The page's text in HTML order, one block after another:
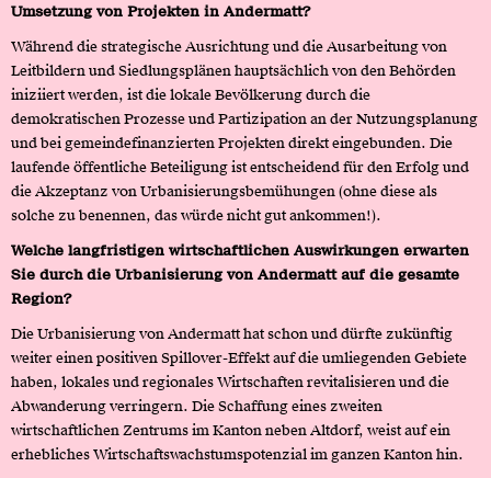
Umsetzung von Projekten in Andermatt?
Während die strategische Ausrichtung und die Ausarbeitung von
Leitbildern und Siedlungsplänen hauptsächlich von den Behörden
iniziiert werden, ist die lokale Bevölkerung durch die
demokratischen Prozesse und Partizipation an der Nutzungsplanung
und bei gemeindefinanzierten Projekten direkt eingebunden. Die
laufende öffentliche Beteiligung ist entscheidend für den Erfolg und
die Akzeptanz von Urbanisierungsbemühungen (ohne diese als
solche zu benennen, das würde nicht gut ankommen!).
Welche langfristigen wirtschaftlichen Auswirkungen erwarten
Sie durch die Urbanisierung von Andermatt auf die gesamte
Region?
Die Urbanisierung von Andermatt hat schon und dürfte zukünftig
weiter einen positiven Spillover-Effekt auf die umliegenden Gebiete
haben, lokales und regionales Wirtschaften revitalisieren und die
Abwanderung verringern. Die Schaffung eines zweiten
wirtschaftlichen Zentrums im Kanton neben Altdorf, weist auf ein
erhebliches Wirtschaftswachstumspotenzial im ganzen Kanton hin.